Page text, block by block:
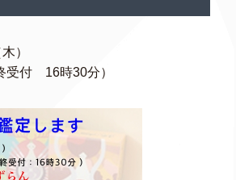
）
受付 16時30分）